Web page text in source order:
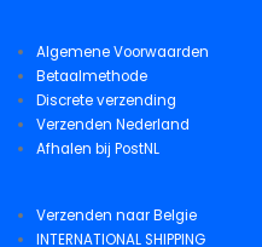
Algemene Voorwaarden
Betaalmethode
Discrete verzending
Verzenden Nederland
Afhalen bij PostNL
Verzenden naar Belgie
INTERNATIONAL SHIPPING